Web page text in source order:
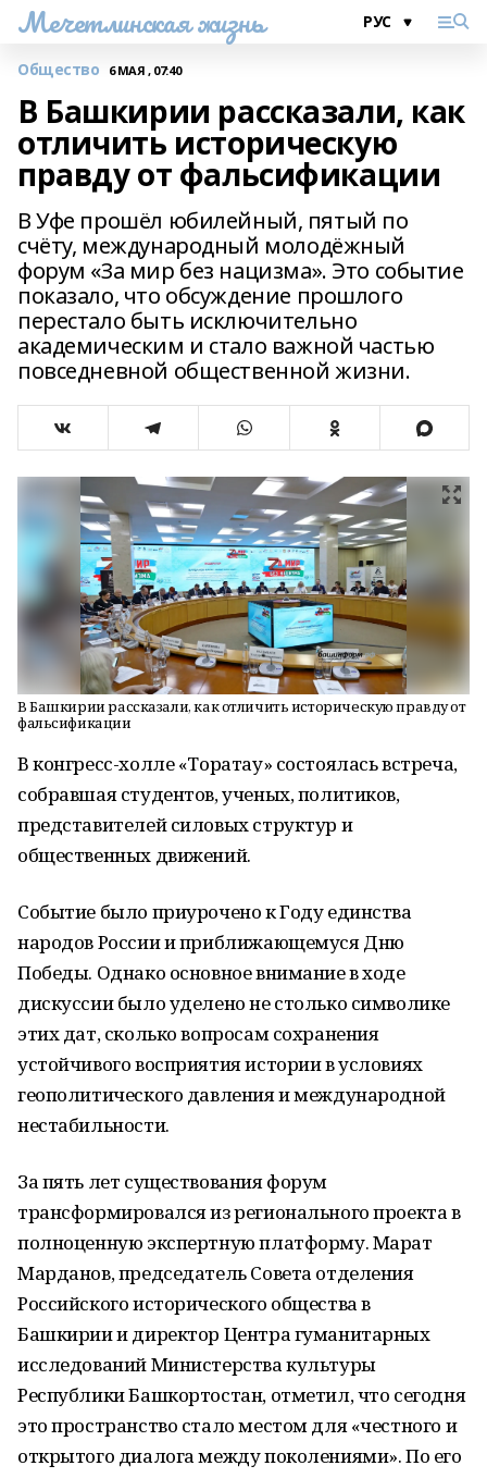
Мечетлинская жизнь
Общество 6 МАЯ , 07:40
В Башкирии рассказали, как
отличить историческую
правду от фальсификации
В Уфе прошёл юбилейный, пятый по
счёту, международный молодёжный
форум «За мир без нацизма». Это событие
показало, что обсуждение прошлого
перестало быть исключительно
академическим и стало важной частью
повседневной общественной жизни.
В Башкирии рассказали, как отличить историческую правду от
фальсификации
В конгресс-холле «Торатау» состоялась встреча,
собравшая студентов, ученых, политиков,
представителей силовых структур и
общественных движений.
Событие было приурочено к Году единства
народов России и приближающемуся Дню
Победы. Однако основное внимание в ходе
дискуссии было уделено не столько символике
этих дат, сколько вопросам сохранения
устойчивого восприятия истории в условиях
геополитического давления и международной
нестабильности.
За пять лет существования форум
трансформировался из регионального проекта в
полноценную экспертную платформу. Марат
Марданов, председатель Совета отделения
Российского исторического общества в
Башкирии и директор Центра гуманитарных
исследований Министерства культуры
Республики Башкортостан, отметил, что сегодня
это пространство стало местом для «честного и
открытого диалога между поколениями». По его